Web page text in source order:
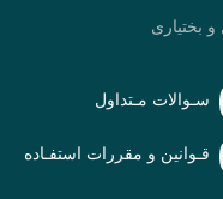
بختیاری
سـوالات مـتداول
قـوانین و مقررات استفـاده